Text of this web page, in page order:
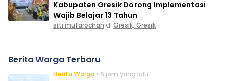
Kabupaten Gresik Dorong Implementasi
Wajib Belajar 13 Tahun
siti mufarochah di Gresik, Gresik
Berita Warga Terbaru
Berita Warga • 6 jam yang lalu